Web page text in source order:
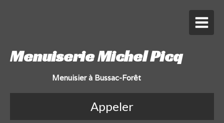
Menuiserie Michel Picq
Menuisier à Bussac-Forêt
Appeler